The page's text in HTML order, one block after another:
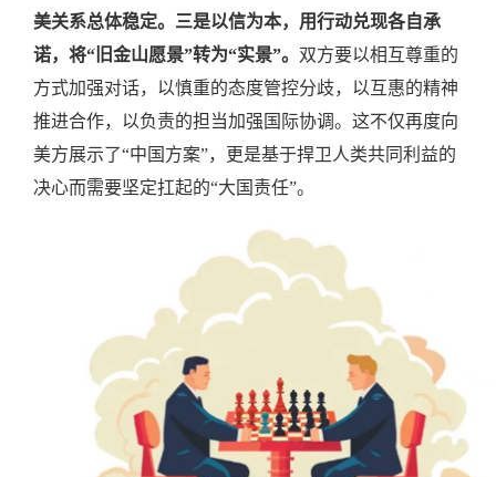
美关系总体稳定。三是以信为本，用行动兑现各自承
诺，将“旧金山愿景”转为“实景”。 双方要以相互尊重的
方式加强对话，以慎重的态度管控分歧，以互惠的精神
推进合作，以负责的担当加强国际协调。这不仅再度向
美方展示了“中国方案”，更是基于捍卫人类共同利益的
决心而需要坚定扛起的“大国责任”。